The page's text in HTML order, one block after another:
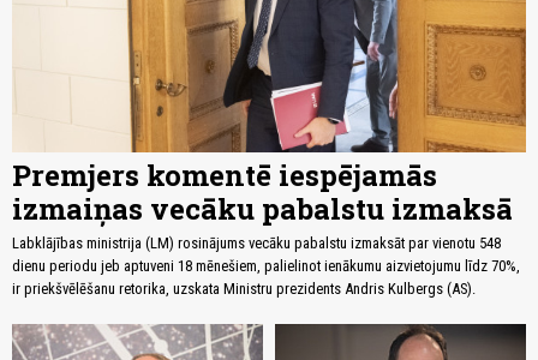
Premjers komentē iespējamās
izmaiņas vecāku pabalstu izmaksā
Labklājības ministrija (LM) rosinājums vecāku pabalstu izmaksāt par vienotu 548
dienu periodu jeb aptuveni 18 mēnešiem, palielinot ienākumu aizvietojumu līdz 70%,
ir priekšvēlēšanu retorika, uzskata Ministru prezidents Andris Kulbergs (AS).